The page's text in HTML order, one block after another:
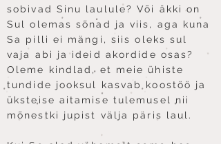
sobivad Sinu laulule? Või äkki on
Sul olemas sõnad ja viis, aga kuna
Sa pilli ei mängi, siis oleks sul
vaja abi ja ideid akordide osas?
Oleme kindlad, et meie ühiste
tundide jooksul kasvab koostöö ja
üksteise aitamise tulemusel nii
mõnestki jupist välja päris laul.